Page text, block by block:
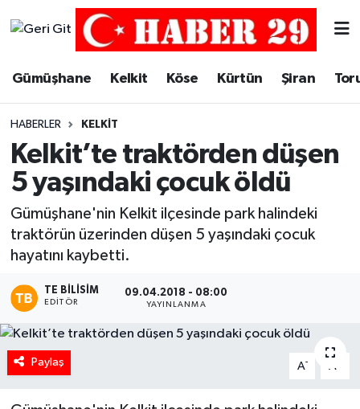
Gümüşhane Kelkit Köse Kürtün Şiran
HABERLER KELKIT
Kelkit’te traktörden düşen
5 yaşındaki çocuk öldü
Gümüşhane'nin Kelkit ilçesinde park halindeki
traktörün üzerinden düşen 5 yaşındaki çocuk
hayatını kaybetti.
TE BILISIM
EDITÖR
09.04.2018 - 08:00
YAYINLANMA
Paylaş A- A
Merkez Trafik Yoğunluk Haritası
Süper Lig Puan Durumu ve Fikstür
Tüm Manşetler
Son Dakika Haberleri
Haber Arşivi